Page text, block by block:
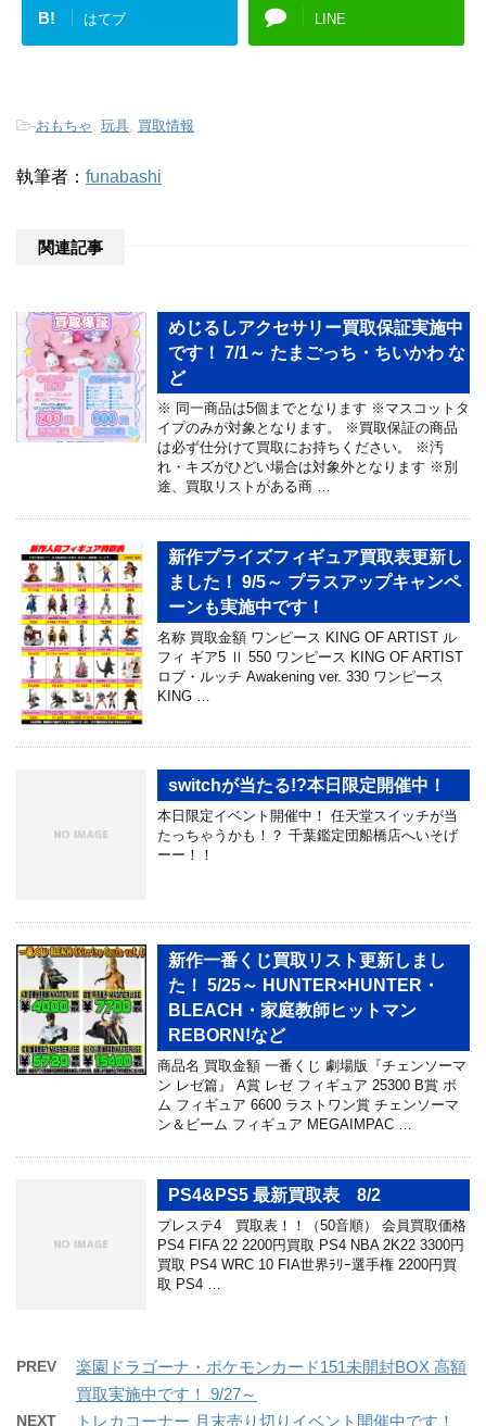
B! はてブ LINE
-おもちゃ 玩具 買取情報
執筆者： funabashi
関連記事
めじるしアクセサリー買取保証実施中
です！ 7/1～ たまごっち・ちいかわ な
ど
※ 同一商品は5個までとなります ※マスコットタ
イプのみが対象となります。 ※買取保証の商品
は必ず仕分けて買取にお持ちください。 ※汚
れ・キズがひどい場合は対象外となります ※別
途、買取リストがある商 …
新作プライズフィギュア買取表更新し
ました！ 9/5～ プラスアップキャンペ
ーンも実施中です！
名称 買取金額 ワンピース KING OF ARTIST ル
フィ ギア5 Ⅱ 550 ワンピース KING OF ARTIST
ロブ・ルッチ Awakening ver. 330 ワンピース
KING …
switchが当たる!?本日限定開催中！
本日限定イベント開催中！ 任天堂スイッチが当
たっちゃうかも！？ 千葉鑑定団船橋店へいそげ
ーー！！
新作一番くじ買取リスト更新しまし
た！ 5/25～ HUNTER×HUNTER・
BLEACH・家庭教師ヒットマン
REBORN!など
商品名 買取金額 一番くじ 劇場版『チェンソーマ
ン レゼ篇』 A賞 レゼ フィギュア 25300 B賞 ボ
ム フィギュア 6600 ラストワン賞 チェンソーマ
ン＆ビーム フィギュア MEGAIMPAC …
PS4&PS5 最新買取表 8/2
プレステ4 買取表！！（50音順） 会員買取価格
PS4 FIFA 22 2200円買取 PS4 NBA 2K22 3300円
買取 PS4 WRC 10 FIA世界ﾗﾘｰ選手権 2200円買
取 PS4 …
PREV
楽園ドラゴーナ・ポケモンカード151未開封BOX 高額
買取実施中です！ 9/27～
NEXT トレカコーナー 月末売り切りイベント開催中です！